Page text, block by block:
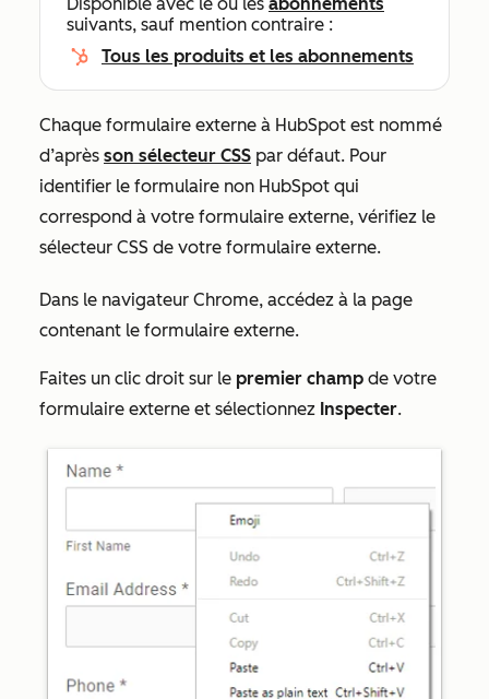
suivants, sauf mention contraire :
Tous les produits et les abonnements
Chaque formulaire externe à HubSpot est nommé
d’après son sélecteur CSS par défaut. Pour
identifier le formulaire non HubSpot qui
correspond à votre formulaire externe, vérifiez le
sélecteur CSS de votre formulaire externe.
Dans le navigateur Chrome, accédez à la page
contenant le formulaire externe.
Faites un clic droit sur le premier champ de votre
formulaire externe et sélectionnez Inspecter.